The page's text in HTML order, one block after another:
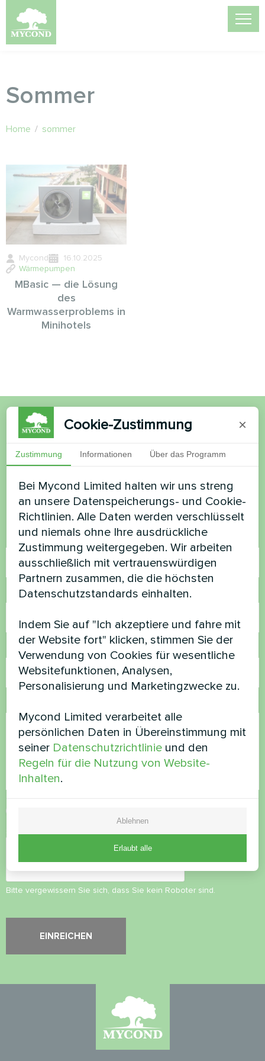
Sommer
Home / sommer
Mycond
16.10.2025
Wärmepumpen
MBasic — die Lösung
des
Warmwasserproblems in
Minihotels
Möchten Sie kaufen oder
haben Sie Fragen?
Kontaktieren Sie uns und wir werden Ihnen
helfen
Name
Rufnummer
E-Mail
Bitte vergewissern Sie sich, dass Sie kein Roboter sind.
Cookie-Zustimmung ×
Zustimmung Informationen Über das Programm
Bei Mycond Limited halten wir uns streng
an unsere Datenspeicherungs- und Cookie-
Richtlinien. Alle Daten werden verschlüsselt
und niemals ohne Ihre ausdrückliche
Zustimmung weitergegeben. Wir arbeiten
ausschließlich mit vertrauenswürdigen
Partnern zusammen, die die höchsten
Datenschutzstandards einhalten.
Indem Sie auf "Ich akzeptiere und fahre mit
der Website fort" klicken, stimmen Sie der
Verwendung von Cookies für wesentliche
Websitefunktionen, Analysen,
Personalisierung und Marketingzwecke zu.
Mycond Limited verarbeitet alle
persönlichen Daten in Übereinstimmung mit
seiner Datenschutzrichtlinie und den
Regeln für die Nutzung von Website-
Inhalten.
Ablehnen
Erlaubt alle